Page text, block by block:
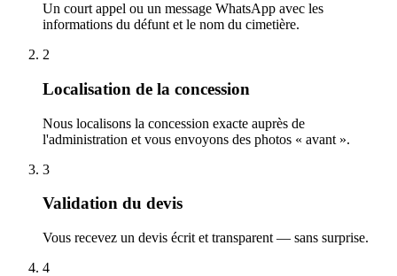
Un court appel ou un message WhatsApp avec les
informations du défunt et le nom du cimetière.
2
Localisation de la concession
Nous localisons la concession exacte auprès de
l'administration et vous envoyons des photos « avant ».
3
Validation du devis
Vous recevez un devis écrit et transparent — sans surprise.
4